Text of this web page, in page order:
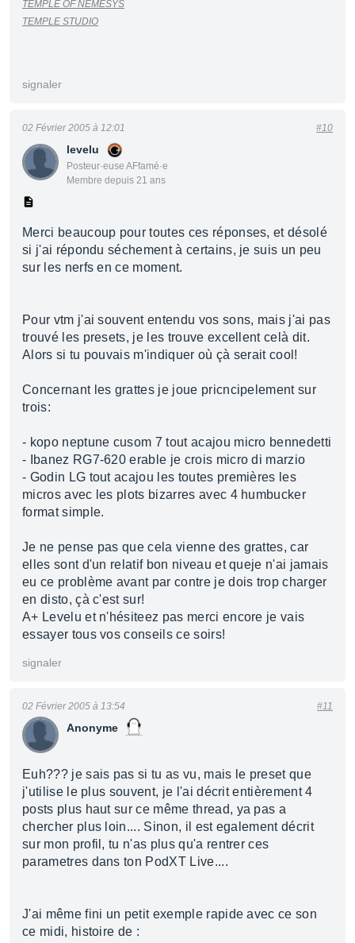
TEMPLE OF NEMESYS
TEMPLE STUDIO
signaler
levelu
Posteur·euse AFfamé·e
Membre depuis 21 ans
02 Février 2005 à 12:01 #10
Merci beaucoup pour toutes ces réponses, et désolé
si j'ai répondu séchement à certains, je suis un peu
sur les nerfs en ce moment.
Pour vtm j'ai souvent entendu vos sons, mais j'ai pas
trouvé les presets, je les trouve excellent celà dit.
Alors si tu pouvais m'indiquer où çà serait cool!
Concernant les grattes je joue pricncipelement sur
trois:
- kopo neptune cusom 7 tout acajou micro bennedetti
- Ibanez RG7-620 erable je crois micro di marzio
- Godin LG tout acajou les toutes premières les
micros avec les plots bizarres avec 4 humbucker
format simple.
Je ne pense pas que cela vienne des grattes, car
elles sont d'un relatif bon niveau et queje n'ai jamais
eu ce problème avant par contre je dois trop charger
en disto, çà c'est sur!
A+ Levelu et n'hésiteez pas merci encore je vais
essayer tous vos conseils ce soirs!
signaler
Anonyme
02 Février 2005 à 13:54 #11
Euh??? je sais pas si tu as vu, mais le preset que
j'utilise le plus souvent, je l'ai décrit entièrement 4
posts plus haut sur ce même thread, ya pas a
chercher plus loin.... Sinon, il est egalement décrit
sur mon profil, tu n'as plus qu'a rentrer ces
parametres dans ton PodXT Live....
J'ai même fini un petit exemple rapide avec ce son
ce midi, histoire de :